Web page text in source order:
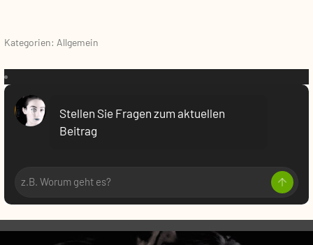
Kategorien: Allgemein
VR:
Stellen Sie Fragen zum aktuellen
Beitrag